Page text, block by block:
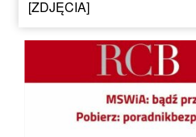
[ZDJĘCIA]